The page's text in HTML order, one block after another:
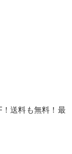
送料も無料！最